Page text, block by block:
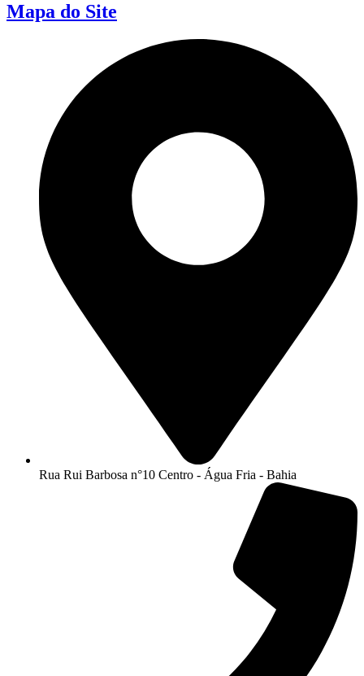
Mapa do Site
Rua Rui Barbosa n°10 Centro - Água Fria - Bahia